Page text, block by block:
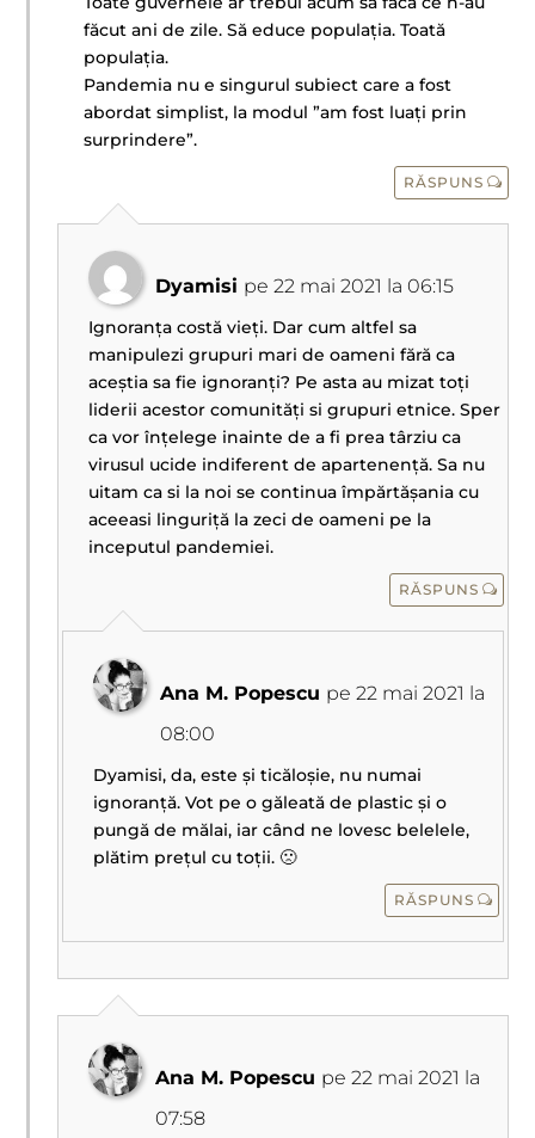
făcut ani de zile. Să educe populația. Toată
populația.
Pandemia nu e singurul subiect care a fost
abordat simplist, la modul ”am fost luați prin
surprindere”.
RĂSPUNS
Dyamisi pe 22 mai 2021 la 06:15
Ignoranța costă vieți. Dar cum altfel sa
manipulezi grupuri mari de oameni fără ca
aceștia sa fie ignoranți? Pe asta au mizat toți
liderii acestor comunități si grupuri etnice. Sper
ca vor înțelege inainte de a fi prea târziu ca
virusul ucide indiferent de apartenență. Sa nu
uitam ca si la noi se continua împărtășania cu
aceeasi linguriță la zeci de oameni pe la
inceputul pandemiei.
RĂSPUNS
Ana M. Popescu pe 22 mai 2021 la
08:00
Dyamisi, da, este și ticăloșie, nu numai
ignoranță. Vot pe o găleată de plastic și o
pungă de mălai, iar când ne lovesc belelele,
plătim prețul cu toții. 🙁
RĂSPUNS
Ana M. Popescu pe 22 mai 2021 la
07:58